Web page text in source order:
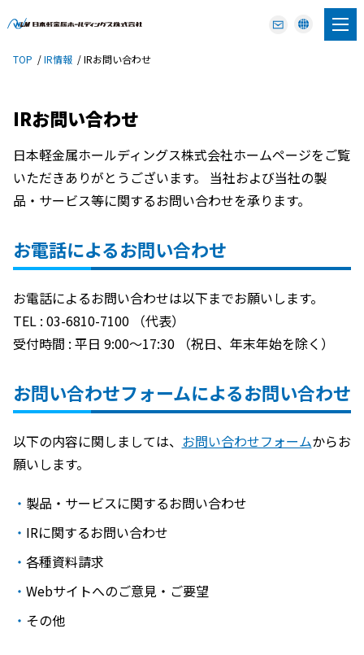
TOP IR情報 IRお問い合わせ
IRお問い合わせ
日本軽金属ホールディングス株式会社ホームページをご覧
いただきありがとうございます。 当社および当社の製
品・サービス等に関するお問い合わせを承ります。
お電話によるお問い合わせ
お電話によるお問い合わせは以下までお願いします。
TEL : 03-6810-7100 （代表）
受付時間 : 平日 9:00～17:30 （祝日、年末年始を除く）
お問い合わせフォームによるお問い合わせ
以下の内容に関しましては、 お問い合わせフォームからお
願いします。
製品・サービスに関するお問い合わせ
IRに関するお問い合わせ
各種資料請求
Webサイトへのご意見・ご要望
その他